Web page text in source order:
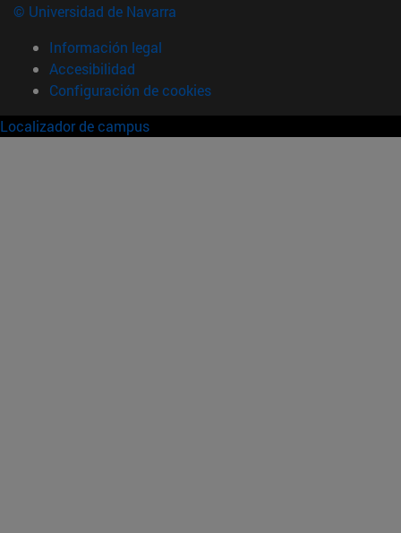
© Universidad de Navarra
Información legal
Accesibilidad
Configuración de cookies
Localizador de campus